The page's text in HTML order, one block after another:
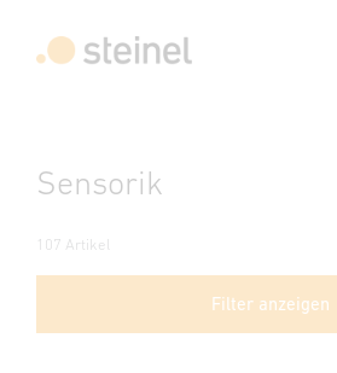
Suche
Sensorik
107 Artikel
Filter anzeigen